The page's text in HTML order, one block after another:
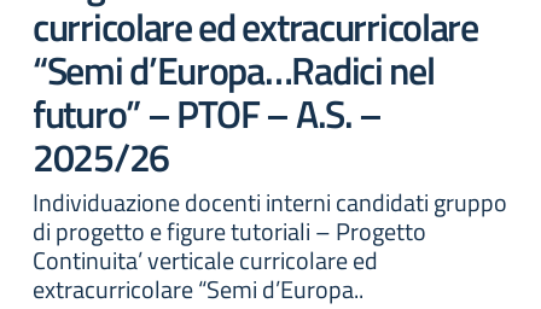
curricolare ed extracurricolare
“Semi d’Europa…Radici nel
futuro” – PTOF – A.S. –
2025/26
Individuazione docenti interni candidati gruppo
di progetto e figure tutoriali – Progetto
Continuita’ verticale curricolare ed
extracurricolare “Semi d’Europa..